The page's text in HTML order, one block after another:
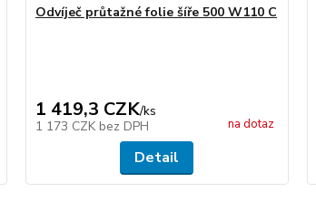
Odvíječ průtažné folie šíře 500 W110 C
1 419,3 CZK/ks
1 173 CZK bez DPH na dotaz
Detail